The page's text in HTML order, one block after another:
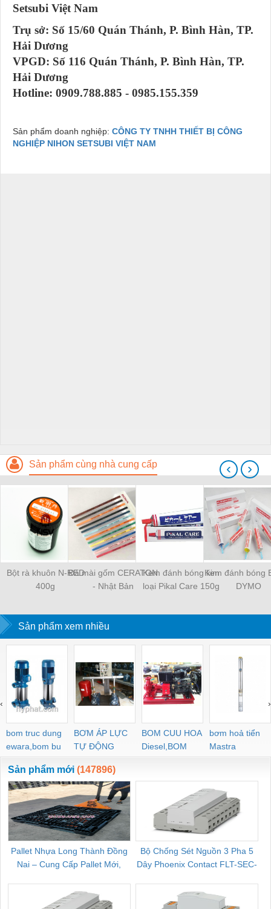
Setsubi Việt Nam
Trụ sở: Số 15/60 Quán Thánh, P. Bình Hàn, TP.
Hải Dương
VPGD: Số 116 Quán Thánh, P. Bình Hàn, TP.
Hải Dương
Hotline: 0909.788.885 - 0985.155.359
Sản phẩm doanh nghiệp: CÔNG TY TNHH THIẾT BỊ CÔNG
NGHIỆP NIHON SETSUBI VIỆT NAM
Sản phẩm cùng nhà cung cấp
Bột rà khuôn N-RED
400g
Đá mài gốm CERATON
- Nhật Bản
Kem đánh bóng kim
loại Pikal Care 150g
Kem đánh bóng
DYMO
‹ ›
Sản phẩm xem nhiều
bom truc dung
ewara,bom bu
ewara
BƠM ÁP LỰC
TỰ ĐỘNG
BOM CUU HOA
Diesel,BOM
CHUA CHAY
bơm hoả tiển
Mastra
‹ ›
Sản phẩm mới (147896)
Pallet Nhựa Long Thành Đồng
Nai – Cung Cấp Pallet Mới,
Bộ Chống Sét Nguồn 3 Pha 5
Dây Phoenix Contact FLT-SEC-